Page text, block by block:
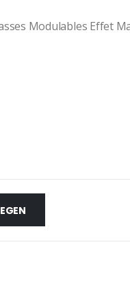
Modulables Effet